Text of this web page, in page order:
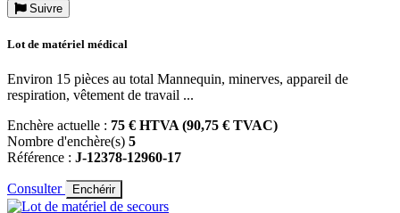
Suivre
Lot de matériel médical
Environ 15 pièces au total Mannequin, minerves, appareil de
respiration, vêtement de travail ...
Enchère actuelle : 75 € HTVA (90,75 € TVAC)
Nombre d'enchère(s) 5
Référence : J-12378-12960-17
Consulter Enchérir